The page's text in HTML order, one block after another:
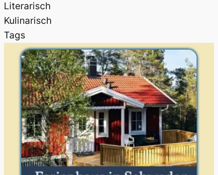
Literarisch
Kulinarisch
Tags